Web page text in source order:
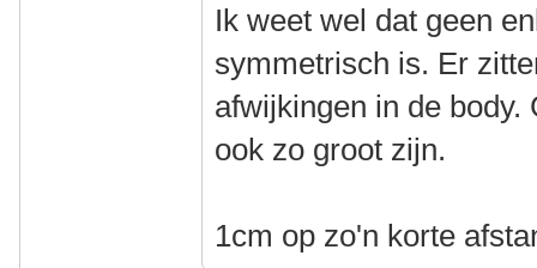
Ik weet wel dat geen
symmetrisch is. Er
afwijkingen in de
ook zo groot zijn.
1cm op zo'n korte